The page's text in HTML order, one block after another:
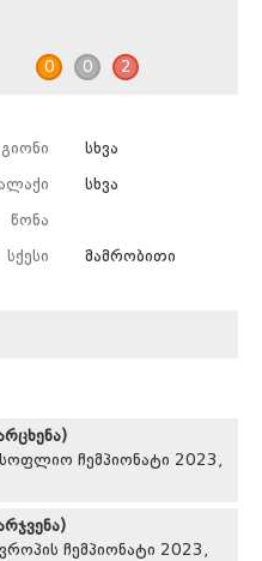
0 0 2
სხვა
სხვა
წონა
სქესი მამრობითი
ჩემპიონატი 2023,
ჩემპიონატი 2023,